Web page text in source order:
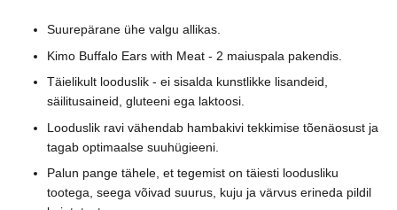
Suurepärane ühe valgu allikas.
Kimo Buffalo Ears with Meat - 2 maiuspala pakendis.
Täielikult looduslik - ei sisalda kunstlikke lisandeid,
säilitusaineid, gluteeni ega laktoosi.
Looduslik ravi vähendab hambakivi tekkimise tõenäosust ja
tagab optimaalse suuhügieeni.
Palun pange tähele, et tegemist on täiesti loodusliku
tootega, seega võivad suurus, kuju ja värvus erineda pildil